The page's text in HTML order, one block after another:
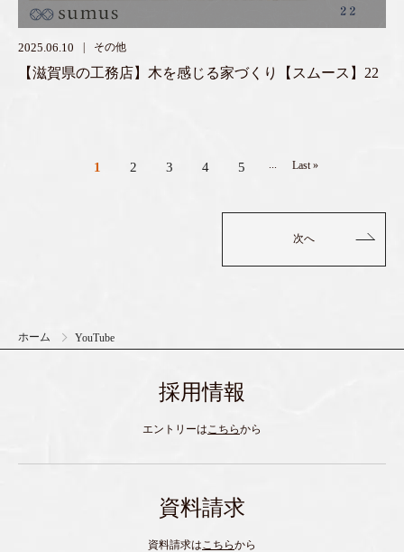
【滋賀県の工務店】木を感じる家づくり【スムース】22
2025.06.10 その他
1 2 3 4 5 ... Last »
次へ
ホーム YouTube
採用情報
エントリーはこちらから
資料請求
資料請求は こちらから